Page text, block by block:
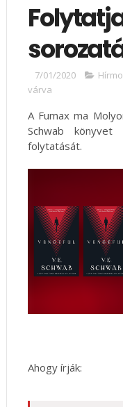
7/01/2020
várva
A Fumax ma
Schwab
folytatását.
Ahogy írják: